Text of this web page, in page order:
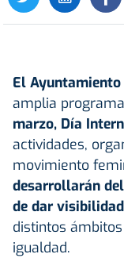
El
amplia
marzo, Día
actividades,
movimiento
desarrollarán
de dar
distintos
igualdad.